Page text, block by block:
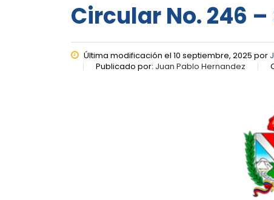
Circular No. 246
Última modificación el 10 septiembre, 2025 por
Publicado por: Juan Pablo Hernandez